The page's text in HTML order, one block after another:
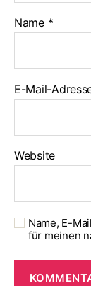
Name *
E-Mail-
Website
Name, E-
für meinen